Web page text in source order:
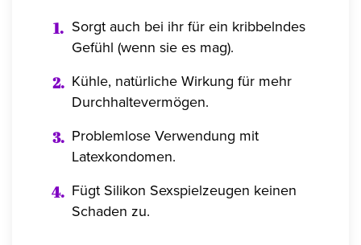
Sorgt auch bei ihr für ein kribbelndes
Gefühl (wenn sie es mag).
Kühle, natürliche Wirkung für mehr
Durchhaltevermögen.
Problemlose Verwendung mit
Latexkondomen.
Fügt Silikon Sexspielzeugen keinen
Schaden zu.